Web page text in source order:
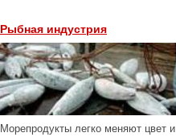
Рыбная индустрия
Морепродукты легко меняют цвет и